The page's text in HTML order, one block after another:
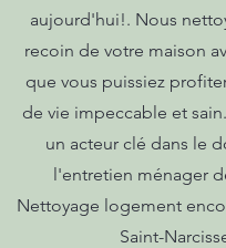
aujourd'hui!. Nous
recoin de votre maison
que vous puissiez
de vie impeccable et
un acteur clé dans le
l'entretien ménager
Nettoyage logement
Saint-